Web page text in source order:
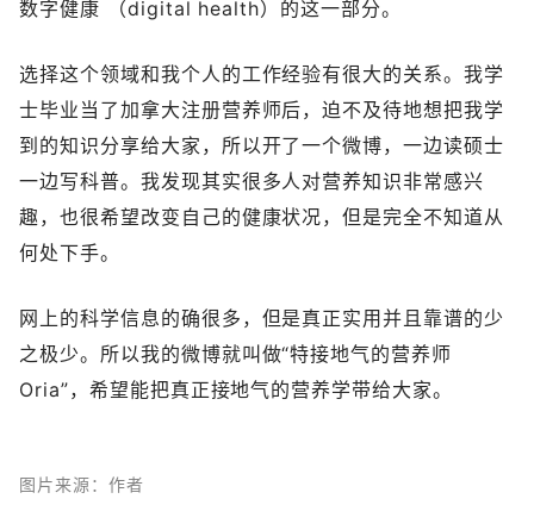
数字健康 （digital health）的这一部分。
选择这个领域和我个人的工作经验有很大的关系。我学
士毕业当了加拿大注册营养师后，迫不及待地想把我学
到的知识分享给大家，所以开了一个微博，一边读硕士
一边写科普。我发现其实很多人对营养知识非常感兴
趣，也很希望改变自己的健康状况，但是完全不知道从
何处下手。
网上的科学信息的确很多，但是真正实用并且靠谱的少
之极少。所以我的微博就叫做“特接地气的营养师
Oria”，希望能把真正接地气的营养学带给大家。
图片来源：作者